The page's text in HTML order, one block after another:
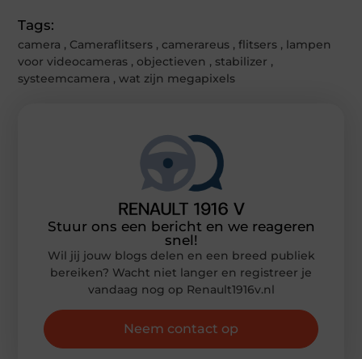
Tags:
camera , Cameraflitsers , camerareus ,flitsers , lampen
voor videocameras , objectieven , stabilizer ,
systeemcamera ,wat zijn megapixels
Stuur ons een bericht en we reageren
snel!
Wil jij jouw blogs delen en een breed publiek
bereiken? Wacht niet langer en registreer je
vandaag nog op Renault1916v.nl
Neem contact op